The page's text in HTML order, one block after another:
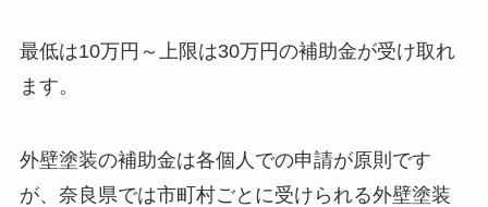
最低は10万円～上限は30万円の補助金が受け取れ
ます。
外壁塗装の補助金は各個人での申請が原則です
が、奈良県では市町村ごとに受けられる外壁塗装